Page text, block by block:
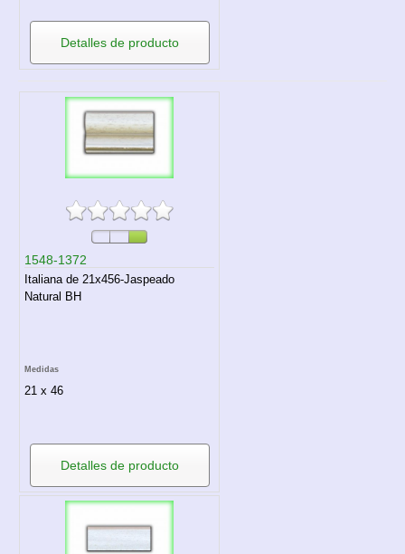
Detalles de producto
1548-1372
Italiana de 21x456-Jaspeado
Natural BH
Medidas
21 x 46
Detalles de producto